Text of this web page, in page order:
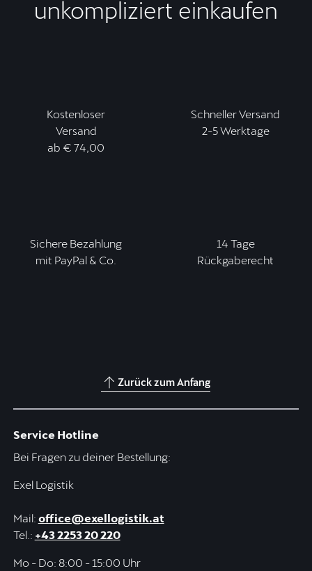
unkompliziert einkaufen
Kostenloser
Versand
ab € 74,00
Schneller Versand
2-5 Werktage
Sichere Bezahlung
mit PayPal & Co.
14 Tage
Rückgaberecht
Zurück zum Anfang
Service Hotline
Bei Fragen zu deiner Bestellung:
Exel Logistik
Mail: office@exellogistik.at
Tel.: +43 2253 20 220
Mo - Do: 8:00 - 15:00 Uhr